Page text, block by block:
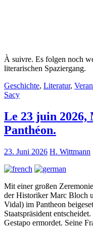
À suivre. Es folgen noch
literarischen Spaziergang.
Geschichte, Literatur,
Sacy
Le 23 juin 2026,
Panthéon.
23. Juni 2026 H. Wittmann
Mit einer großen
der Historiker Marc Bloch
Vidal) im Pantheon
Staatspräsident
Gestapo ermordet. Seine